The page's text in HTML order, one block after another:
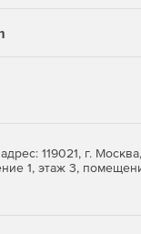
119021, г.
1, этаж 3,